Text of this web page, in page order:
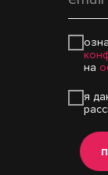
на
я